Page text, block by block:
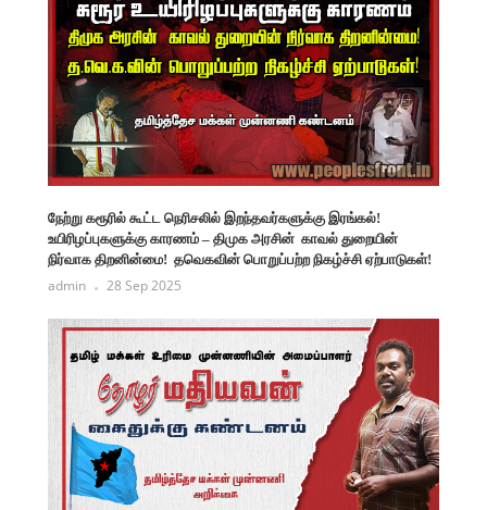
நேற்று கரூரில் கூட்ட நெரிசலில் இறந்தவர்களுக்கு இரங்கல்!
உயிரிழப்புகளுக்கு காரணம் – திமுக அரசின் காவல் துறையின்
நிர்வாக திறனின்மை! தவெகவின் பொறுப்பற்ற நிகழ்ச்சி ஏற்பாடுகள்!
admin 28 Sep 2025